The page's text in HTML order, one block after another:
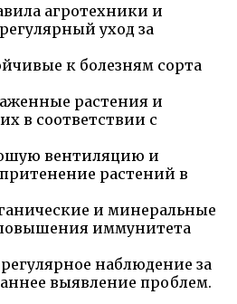
агротехники и
уход за
к болезням сорта
растения и
в соответствии с
вентиляцию и
растений в
и минеральные
иммунитета
наблюдение за
выявление проблем.